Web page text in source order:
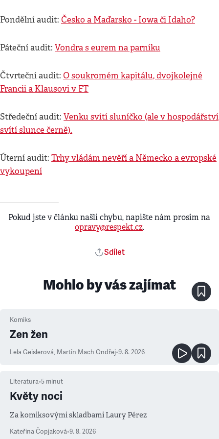
Pondělní audit: Česko a Maďarsko - Iowa či Idaho?
Páteční audit: Vondra s eurem na parníku
Čtvrteční audit: O soukromém kapitálu, dvojkolejné
Francii a Klausovi v FT
Středeční audit: Venku svítí sluníčko (ale v hospodářství
svítí slunce černě).
Úterní audit: Trhy vládám nevěří a Německo a evropské
vykoupení
Pokud jste v článku našli chybu, napište nám prosím na
opravy@respekt.cz.
Sdílet
Mohlo by vás zajímat
Komiks
Zen žen
Lela Geislerová, Martin Mach Ondřej•9. 8. 2026
Literatura•5 minut
Květy noci
Za komiksovými skladbami Laury Pérez
Kateřina Čopjaková•9. 8. 2026